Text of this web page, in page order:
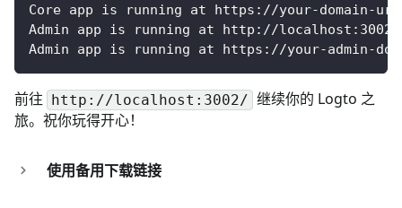
Core app is running at https://your-domain-url
Admin app is running at http://localhost:3002
Admin app is running at https://your-admin-
前往 http://localhost:3002/ 继续你的 Logto 之
旅。祝你玩得开心！
使用备用下载链接